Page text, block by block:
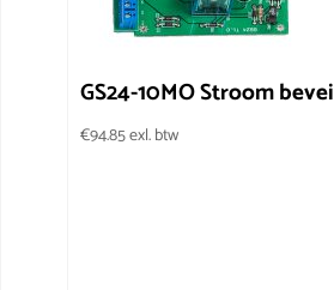
GS24-10MO Stroom
€94.85exl. btw